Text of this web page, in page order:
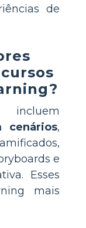
de
incluem
cenários,
e
Esses
mais